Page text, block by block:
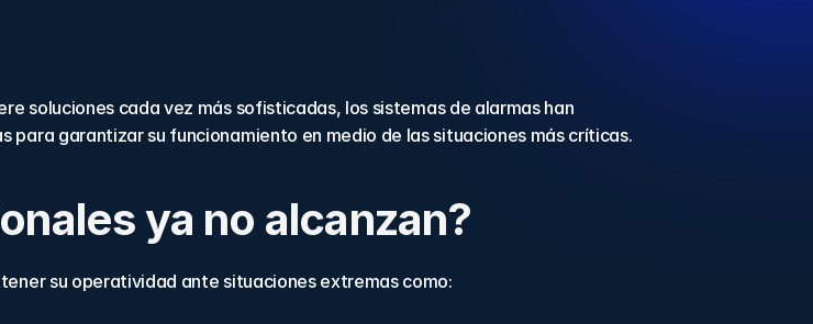
soluciones cada vez más sofisticadas, los sistemas de alarmas han
garantizar su funcionamiento en medio de las situaciones más críticas.
ya no alcanzan?
su operatividad ante situaciones extremas como: